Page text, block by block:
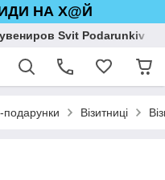
НА Х@Й
Svit Podarunkiv
подарунки Візитниці